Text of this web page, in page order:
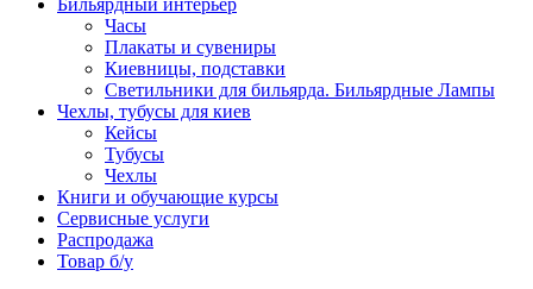
Часы
Плакаты и сувениры
Киевницы, подставки
Светильники для бильярда. Бильярдные Лампы
Чехлы, тубусы для киев
Кейсы
Тубусы
Чехлы
Книги и обучающие курсы
Сервисные услуги
Распродажа
Товар б/у